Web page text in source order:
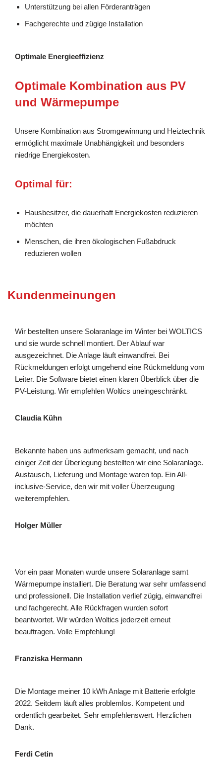
Unterstützung bei allen Förderanträgen
Fachgerechte und zügige Installation
Optimale Energieeffizienz
Optimale Kombination aus PV
und Wärmepumpe
Unsere Kombination aus Stromgewinnung und Heiztechnik
ermöglicht maximale Unabhängigkeit und besonders
niedrige Energiekosten.
Optimal für:
Hausbesitzer, die dauerhaft Energiekosten reduzieren
möchten
Menschen, die ihren ökologischen Fußabdruck
reduzieren wollen
Kundenmeinungen
Wir bestellten unsere Solaranlage im Winter bei WOLTICS
und sie wurde schnell montiert. Der Ablauf war
ausgezeichnet. Die Anlage läuft einwandfrei. Bei
Rückmeldungen erfolgt umgehend eine Rückmeldung vom
Leiter. Die Software bietet einen klaren Überblick über die
PV-Leistung. Wir empfehlen Woltics uneingeschränkt.
Claudia Kühn
Bekannte haben uns aufmerksam gemacht, und nach
einiger Zeit der Überlegung bestellten wir eine Solaranlage.
Austausch, Lieferung und Montage waren top. Ein All-
inclusive-Service, den wir mit voller Überzeugung
weiterempfehlen.
Holger Müller
Vor ein paar Monaten wurde unsere Solaranlage samt
Wärmepumpe installiert. Die Beratung war sehr umfassend
und professionell. Die Installation verlief zügig, einwandfrei
und fachgerecht. Alle Rückfragen wurden sofort
beantwortet. Wir würden Woltics jederzeit erneut
beauftragen. Volle Empfehlung!
Franziska Hermann
Die Montage meiner 10 kWh Anlage mit Batterie erfolgte
2022. Seitdem läuft alles problemlos. Kompetent und
ordentlich gearbeitet. Sehr empfehlenswert. Herzlichen
Dank.
Ferdi Cetin